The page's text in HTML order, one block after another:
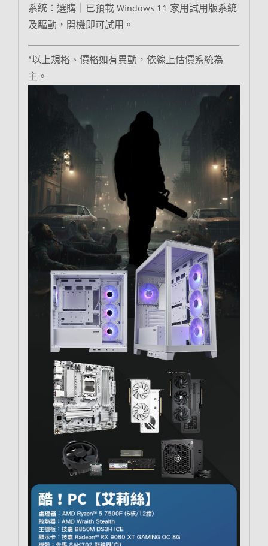
系統：選購｜已預載 Windows 11 家用試用版系統
及驅動，開機即可試用。
*以上規格、價格如有異動，依線上估價系統為
主。